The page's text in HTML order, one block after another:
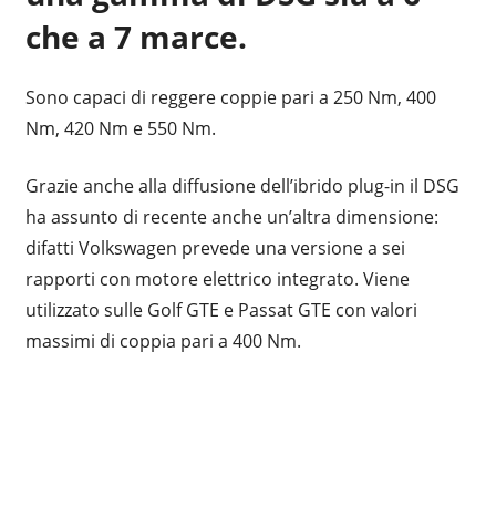
che a 7 marce.
Sono capaci di reggere coppie pari a 250 Nm, 400
Nm, 420 Nm e 550 Nm.
Grazie anche alla diffusione dell’ibrido plug-in il DSG
ha assunto di recente anche un’altra dimensione:
difatti Volkswagen prevede una versione a sei
rapporti con motore elettrico integrato. Viene
utilizzato sulle Golf GTE e Passat GTE con valori
massimi di coppia pari a 400 Nm.